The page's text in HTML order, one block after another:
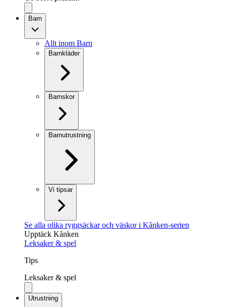
Barn
Allt inom Barn
Barnkläder
Barnskor
Barnutrustning
Vi tipsar
Se alla olika ryggsäckar och väskor i Kånken-serien
Upptäck Kånken
Leksaker & spel
Tips
Leksaker & spel
Utrustning